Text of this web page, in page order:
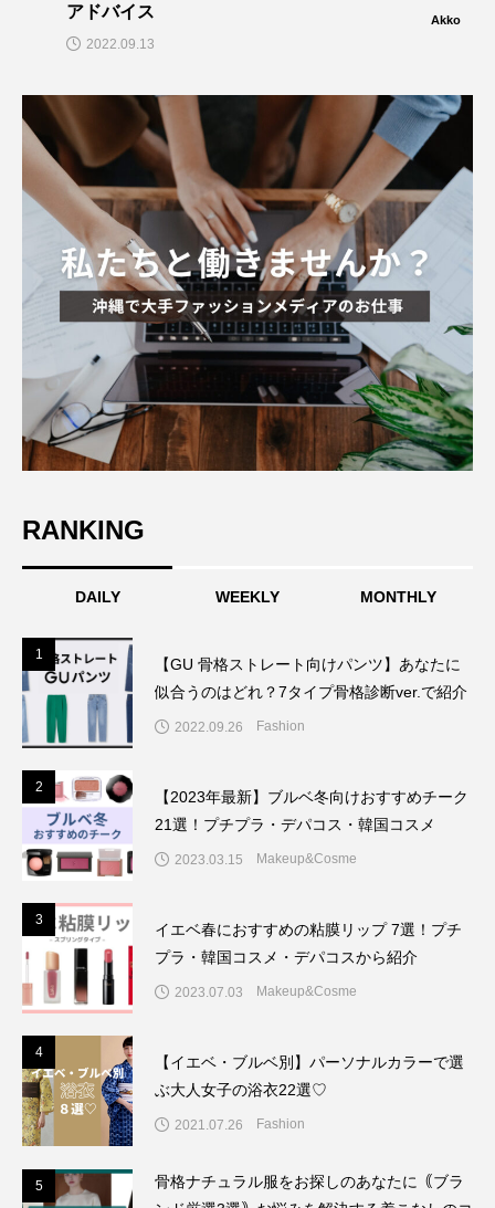
アドバイス
Akko
2022.09.13
RANKING
DAILY WEEKLY MONTHLY
1
【GU 骨格ストレート向けパンツ】あなたに
似合うのはどれ？7タイプ骨格診断ver.で紹介
2022.09.26 Fashion
2
【2023年最新】ブルベ冬向けおすすめチーク
21選！プチプラ・デパコス・韓国コスメ
2023.03.15 Makeup&Cosme
3
イエベ春におすすめの粘膜リップ 7選！プチ
プラ・韓国コスメ・デパコスから紹介
2023.07.03 Makeup&Cosme
4
【イエベ・ブルベ別】パーソナルカラーで選
ぶ大人女子の浴衣22選♡
2021.07.26 Fashion
5
骨格ナチュラル服をお探しのあなたに｟ブラ